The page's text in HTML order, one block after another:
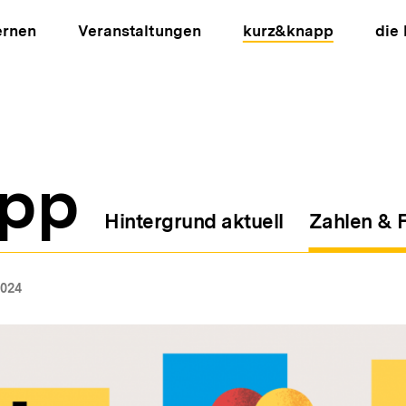
Veranstaltungen kurz&knapp die
Hintergrund aktuell Zahlen &